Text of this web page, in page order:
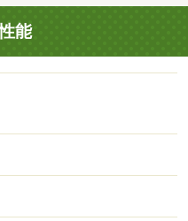
円
能